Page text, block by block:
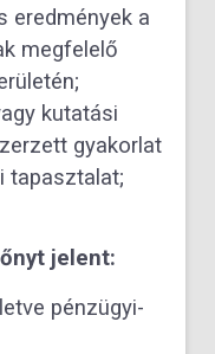
eredmények a
megfelelő
kutatási
gyakorlat
tapasztalat;
jelent:
pénzügyi-